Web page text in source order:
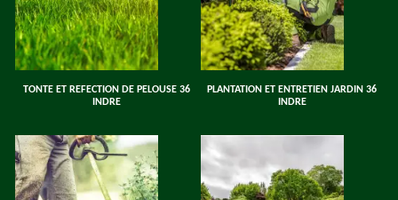
TONTE ET REFECTION DE PELOUSE 36
INDRE
PLANTATION ET ENTRETIEN JARDIN 36
INDRE